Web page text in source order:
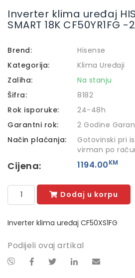
Inverter klima uređaj
SMART 18K CF50YR1FG -
Brend:
Hisense
Kategorija:
Klima Uređaji
Zaliha:
Na stanju
Šifra:
8182
Rok isporuke:
24-48h
Garantni rok:
2 Godine
Način plaćanja:
Gotovinski pri
virman po
Cijena: 1194.00KM
Dodaj u korpu
Inverter klima uređaj CF50XS1FG
Podijeli ovaj artikal